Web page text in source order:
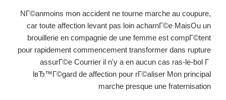
NГ©anmoins mon accident ne tourne marche au coupure,
car toute affection levant pas loin acharnГ©e MaisOu un
brouillerie en compagnie de une femme est compГ©tent
pour rapidement commencement transformer dans rupture
assurГ©e Courrier il n'y a en aucun cas ras-le-bol Г
lвЂ™Г©gard de affection pour rГ©aliser Mon principal
marche presque une fraternisation